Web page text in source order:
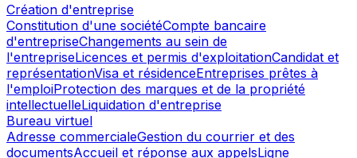
Création d'entreprise
Constitution d'une sociétéCompte bancaire
d'entrepriseChangements au sein de
l'entrepriseLicences et permis d'exploitationCandidat et
représentationVisa et résidenceEntreprises prêtes à
l'emploiProtection des marques et de la propriété
intellectuelleLiquidation d'entreprise
Bureau virtuel
Adresse commercialeGestion du courrier et des
documentsAccueil et réponse aux appelsLigne